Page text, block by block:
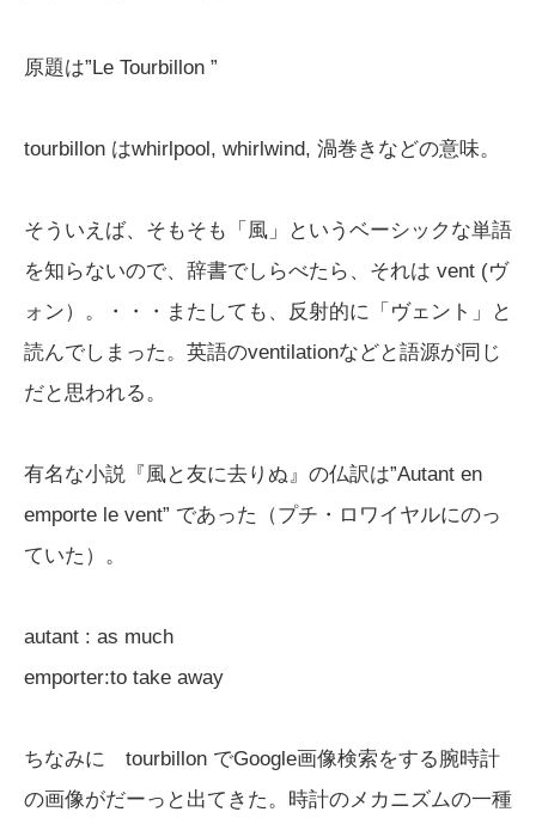
原題は”Le Tourbillon ”
tourbillon はwhirlpool, whirlwind, 渦巻きなどの意味。
そういえば、そもそも「風」というベーシックな単語
を知らないので、辞書でしらべたら、それは vent (ヴ
ォン）。・・・またしても、反射的に「ヴェント」と
読んでしまった。英語のventilationなどと語源が同じ
だと思われる。
有名な小説『風と友に去りぬ』の仏訳は”Autant en
emporte le vent” であった（プチ・ロワイヤルにのっ
ていた）。
autant : as much
emporter:to take away
ちなみに tourbillon でGoogle画像検索をする腕時計
の画像がだーっと出てきた。時計のメカニズムの一種